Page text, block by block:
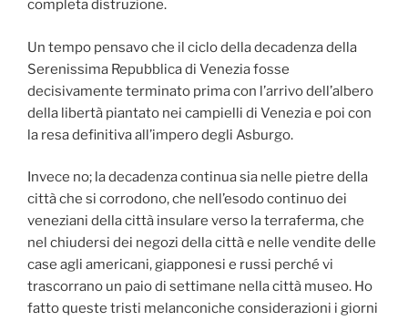
completa distruzione.
Un tempo pensavo che il ciclo della decadenza della
Serenissima Repubblica di Venezia fosse
decisivamente terminato prima con l’arrivo dell’albero
della libertà piantato nei campielli di Venezia e poi con
la resa definitiva all’impero degli Asburgo.
Invece no; la decadenza continua sia nelle pietre della
città che si corrodono, che nell’esodo continuo dei
veneziani della città insulare verso la terraferma, che
nel chiudersi dei negozi della città e nelle vendite delle
case agli americani, giapponesi e russi perché vi
trascorrano un paio di settimane nella città museo. Ho
fatto queste tristi melanconiche considerazioni i giorni